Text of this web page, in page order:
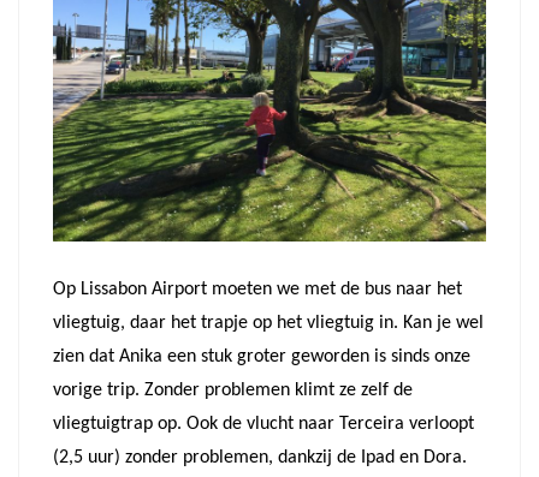
Op Lissabon Airport moeten we met de bus naar het
vliegtuig, daar het trapje op het vliegtuig in. Kan je wel
zien dat Anika een stuk groter geworden is sinds onze
vorige trip. Zonder problemen klimt ze zelf de
vliegtuigtrap op. Ook de vlucht naar Terceira verloopt
(2,5 uur) zonder problemen, dankzij de Ipad en Dora.